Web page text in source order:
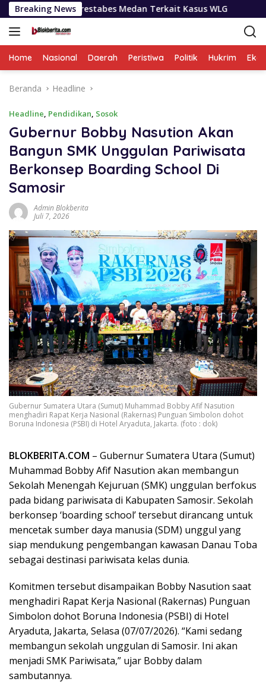
Langsung
ke
konten
Breaking News
Medan Terkait Kasus WLG Selama Sepekan
Home Nasional Daerah Peristiwa Politik Hukrim
Beranda Headline
Headline, Pendidikan, Sosok
Gubernur Bobby Nasution Akan
Bangun SMK Unggulan Pariwisata
Berkonsep Boarding School Di
Samosir
Admin Blokberita
Juli 7, 2026
Gubernur Sumatera Utara (Sumut) Muhammad Bobby Afif Nasution
menghadiri Rapat Kerja Nasional (Rakernas) Punguan Simbolon dohot
Boruna Indonesia (PSBI) di Hotel Aryaduta, Jakarta. (foto : dok)
BLOKBERITA.COM – Gubernur Sumatera Utara (Sumut)
Muhammad Bobby Afif Nasution akan membangun
Sekolah Menengah Kejuruan (SMK) unggulan berfokus
pada bidang pariwisata di Kabupaten Samosir. Sekolah
berkonsep ‘boarding school’ tersebut dirancang untuk
mencetak sumber daya manusia (SDM) unggul yang
siap mendukung pengembangan kawasan Danau Toba
sebagai destinasi pariwisata kelas dunia.
Komitmen tersebut disampaikan Bobby Nasution saat
menghadiri Rapat Kerja Nasional (Rakernas) Punguan
Simbolon dohot Boruna Indonesia (PSBI) di Hotel
Aryaduta, Jakarta, Selasa (07/07/2026). “Kami sedang
membangun sekolah unggulan di Samosir. Ini akan
menjadi SMK Pariwisata,” ujar Bobby dalam
sambutannya.